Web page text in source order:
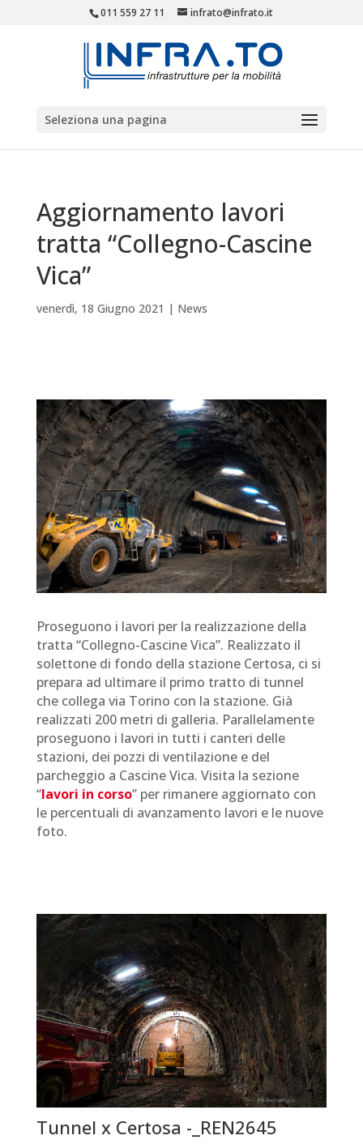
011 559 27 11 infrato@infrato.it
Seleziona una pagina
Aggiornamento lavori
tratta “Collegno-Cascine
Vica”
venerdì, 18 Giugno 2021 | News
Proseguono i lavori per la realizzazione della
tratta “Collegno-Cascine Vica”. Realizzato il
solettone di fondo della stazione Certosa, ci si
prepara ad ultimare il primo tratto di tunnel
che collega via Torino con la stazione. Già
realizzati 200 metri di galleria. Parallelamente
proseguono i lavori in tutti i canteri delle
stazioni, dei pozzi di ventilazione e del
parcheggio a Cascine Vica. Visita la sezione
“lavori in corso” per rimanere aggiornato con
le percentuali di avanzamento lavori e le nuove
foto.
Tunnel x Certosa -_REN2645